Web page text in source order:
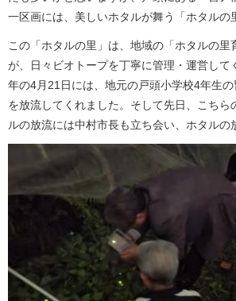
一区画には、美しいホタルが舞う「ホタルの
この「ホタルの里」は、地域の「ホタルの里
が、日々ビオトープを丁寧に管理・運営して
年の4月21日には、地元の戸頭小学校4年生
を放流してくれました。そして先日、こちら
ルの放流には中村市長も立ち会い、ホタルの